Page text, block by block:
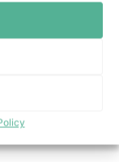
en
liés aux